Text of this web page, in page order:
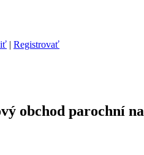
| Registrovať
obchod parochní na